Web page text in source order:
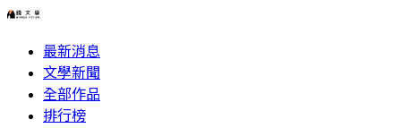
最新消息
文學新聞
全部作品
排行榜